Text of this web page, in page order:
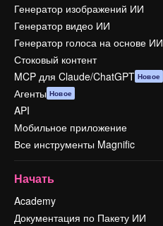
Генератор изображений ИИ
Генератор видео ИИ
Генератор голоса на основе ИИ
Стоковый контент
MCP для Claude/ChatGPT Новое
Агенты Новое
API
Мобильное приложение
Все инструменты Magnific
Начать
Academy
Документация по Пакету ИИ